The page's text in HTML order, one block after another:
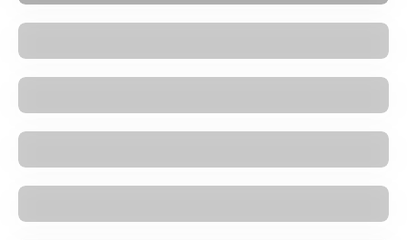
Apollo Fauteuil lounge
Supernova Fauteuil
Cube Chaise 55
Cube Chaise 55 avec accoudoirs
Cube Chaise de salle à manger